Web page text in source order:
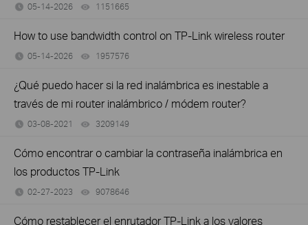
05-14-2026 1151665
How to use bandwidth control on TP-Link wireless router
05-14-2026 1957576
¿Qué puedo hacer si la red inalámbrica es inestable a
través de mi router inalámbrico / módem router?
03-08-2021 3209149
Cómo encontrar o cambiar la contraseña inalámbrica en
los productos TP-Link
02-27-2023 9078646
Cómo restablecer el enrutador TP-Link a los valores